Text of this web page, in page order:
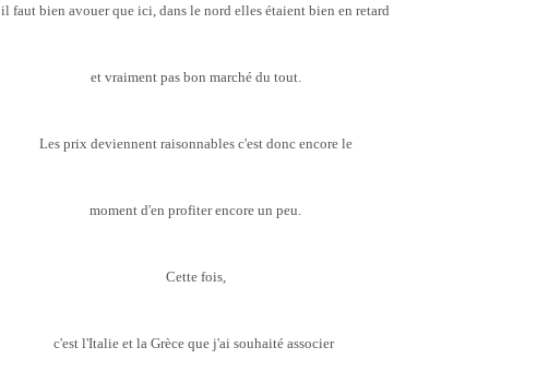
il faut bien avouer que ici, dans le nord elles étaient bien en retard
et vraiment pas bon marché du tout.
Les prix deviennent raisonnables c'est donc encore le
moment d'en profiter encore un peu.
Cette fois,
c'est l'Italie et la Grèce que j'ai souhaité associer